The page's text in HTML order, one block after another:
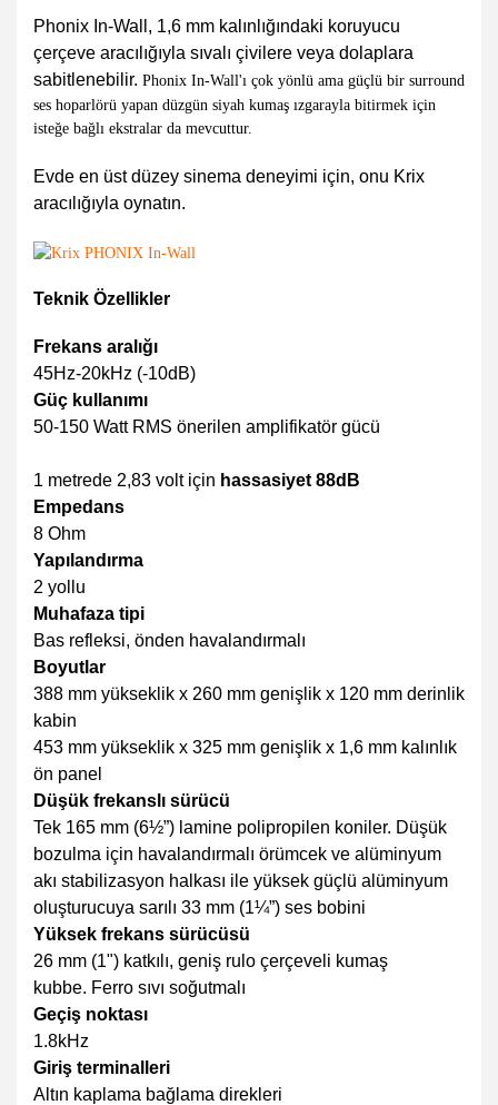
Phonix In-Wall, 1,6 mm kalınlığındaki koruyucu
çerçeve aracılığıyla sıvalı çivilere veya dolaplara
sabitlenebilir. Phonix In-Wall'ı çok yönlü ama güçlü bir surround
ses hoparlörü yapan düzgün siyah kumaş ızgarayla bitirmek için
isteğe bağlı ekstralar da mevcuttur.
Evde en üst düzey sinema deneyimi için, onu Krix
aracılığıyla oynatın.
Teknik Özellikler
Frekans aralığı
45Hz-20kHz (-10dB)
Güç kullanımı
50-150 Watt RMS önerilen amplifikatör gücü
1 metrede 2,83 volt için hassasiyet 88dB
Empedans
8 Ohm
Yapılandırma
2 yollu
Muhafaza tipi
Bas refleksi, önden havalandırmalı
Boyutlar
388 mm yükseklik x 260 mm genişlik x 120 mm derinlik
kabin
453 mm yükseklik x 325 mm genişlik x 1,6 mm kalınlık
ön panel
Düşük frekanslı sürücü
Tek 165 mm (6½”) lamine polipropilen koniler. Düşük
bozulma için havalandırmalı örümcek ve alüminyum
akı stabilizasyon halkası ile yüksek güçlü alüminyum
oluşturucuya sarılı 33 mm (1¼”) ses bobini
Yüksek frekans sürücüsü
26 mm (1") katkılı, geniş rulo çerçeveli kumaş
kubbe. Ferro sıvı soğutmalı
Geçiş noktası
1.8kHz
Giriş terminalleri
Altın kaplama bağlama direkleri